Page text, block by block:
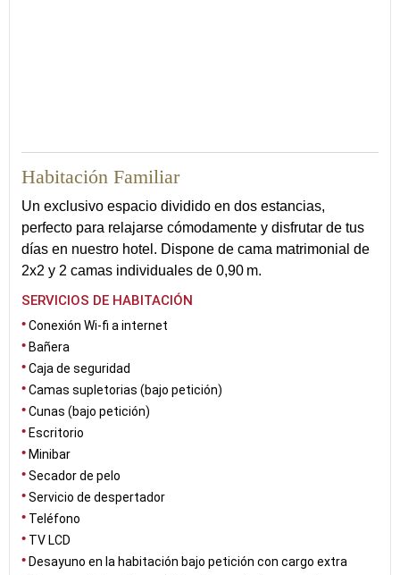
Habitación Familiar
Un exclusivo espacio dividido en dos estancias,
perfecto para relajarse cómodamente y disfrutar de tus
días en nuestro hotel. Dispone de cama matrimonial de
2x2 y 2 camas individuales de 0,90 m.
SERVICIOS DE HABITACIÓN
Conexión Wi-fi a internet
Bañera
Caja de seguridad
Camas supletorias (bajo petición)
Cunas (bajo petición)
Escritorio
Minibar
Secador de pelo
Servicio de despertador
Teléfono
TV LCD
Desayuno en la habitación bajo petición con cargo extra